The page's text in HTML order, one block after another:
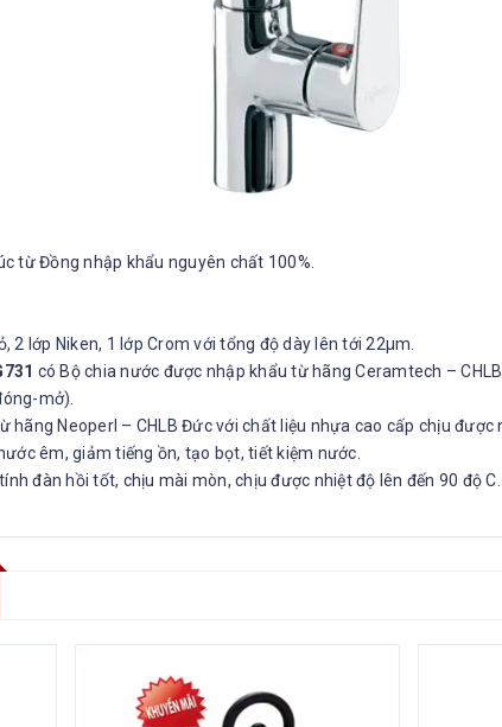
từ Đồng nhập khẩu nguyên chất 100%.
2 lớp Niken, 1 lớp Crom với tổng độ dày lên tới 22µm.
có Bộ chia nước được nhập khẩu từ hãng Ceramtech –
mở).
hãng Neoperl – CHLB Đức với chất liệu nhựa cao cấp chịu
êm, giảm tiếng ồn, tạo bọt, tiết kiệm nước.
đàn hồi tốt, chịu mài mòn, chịu được nhiệt độ lên đến 90 độ C.